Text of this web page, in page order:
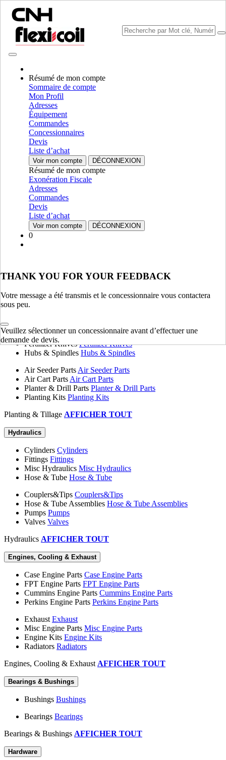
Résumé de mon compte
Sommaire de compte
Mon Profil
Adresses
Équipement
Commandes
Concessionnaires
Devis
Liste d’achat
Voir mon compte DÉCONNEXION
Résumé de mon compte
Exonération Fiscale
Adresses
Commandes
Devis
Liste d’achat
Voir mon compte DÉCONNEXION
0
THANK YOU FOR YOUR FEEDBACK
Votre message a été transmis et le concessionnaire vous contactera
sous peu.
Veuillez sélectionner un concessionnaire avant d’effectuer une
demande de devis.
Sélectionner marque
Fermer le Menu
CATÉGORIES
EQUIPMENT
AUTORÉPARATION
CATÉGORIES ALL CATÉGORIES
Chassis & Frame
Frame & Structural
Chassis Chassis
Fenders, Hoods & Sheet Metal Fenders, Hoods & Sheet
Metal
Flange Plates Flange Plates
Planting & Tillage
Disk Blades
Harrows Harrows
Fertilizer Knives Fertilizer Knives
Hubs & Spindles Hubs & Spindles
Air Seeder Parts Air Seeder Parts
Air Cart Parts Air Cart Parts
Planter & Drill Parts Planter & Drill Parts
Planting Kits Planting Kits
Planting & Tillage AFFICHER TOUT
Hydraulics
Cylinders Cylinders
Fittings Fittings
Misc Hydraulics Misc Hydraulics
Hose & Tube Hose & Tube
Couplers&Tips Couplers&Tips
Hose & Tube Assemblies Hose & Tube Assemblies
Pumps Pumps
Valves Valves
Hydraulics AFFICHER TOUT
Engines, Cooling & Exhaust
Case Engine Parts Case Engine Parts
FPT Engine Parts FPT Engine Parts
Cummins Engine Parts Cummins Engine Parts
Perkins Engine Parts Perkins Engine Parts
Exhaust Exhaust
Misc Engine Parts Misc Engine Parts
Engine Kits Engine Kits
Radiators Radiators
Engines, Cooling & Exhaust AFFICHER TOUT
Bearings & Bushings
Bushings Bushings
Bearings Bearings
Bearings & Bushings AFFICHER TOUT
Hardware